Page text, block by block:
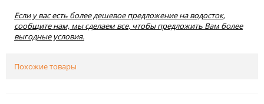
Если у вас есть более дешевое предложение на водосток,
сообщите нам, мы сделаем все, чтобы предложить Вам более
выгодные условия.
Похожие товары